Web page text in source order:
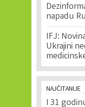
napadu
IFJ:
Ukrajini
NAJČITANIJE
I 31